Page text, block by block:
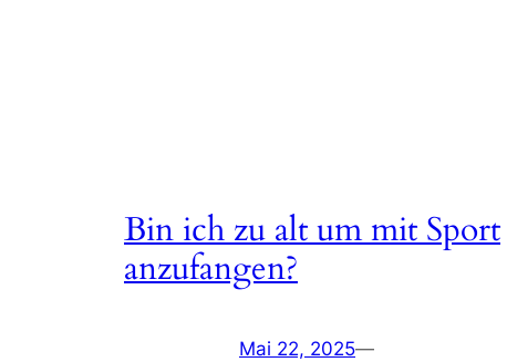
Bin ich zu alt um mit Sport
anzufangen?
Mai 22, 2025—